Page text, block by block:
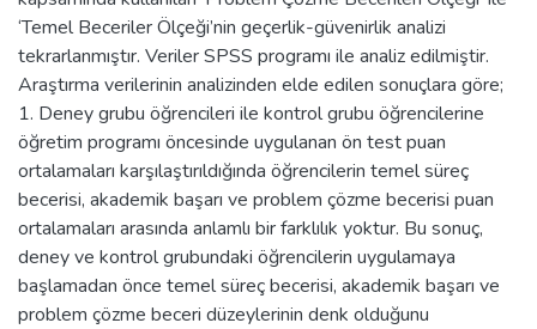
‘Temel Beceriler Ölçeği’nin geçerlik-güvenirlik analizi
tekrarlanmıştır. Veriler SPSS programı ile analiz edilmiştir.
Araştırma verilerinin analizinden elde edilen sonuçlara göre;
1. Deney grubu öğrencileri ile kontrol grubu öğrencilerine
öğretim programı öncesinde uygulanan ön test puan
ortalamaları karşılaştırıldığında öğrencilerin temel süreç
becerisi, akademik başarı ve problem çözme becerisi puan
ortalamaları arasında anlamlı bir farklılık yoktur. Bu sonuç,
deney ve kontrol grubundaki öğrencilerin uygulamaya
başlamadan önce temel süreç becerisi, akademik başarı ve
problem çözme beceri düzeylerinin denk olduğunu